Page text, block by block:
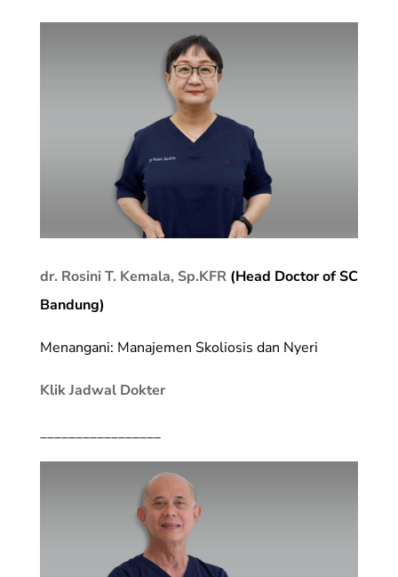
dr. Rosini T. Kemala, Sp.KFR(Head Doctor of SC
Bandung)
Menangani: Manajemen Skoliosis dan Nyeri
Klik Jadwal Dokter
_________________